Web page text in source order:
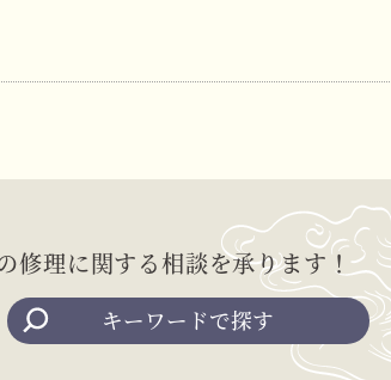
修理に関する相談を承ります！
キーワードで探す